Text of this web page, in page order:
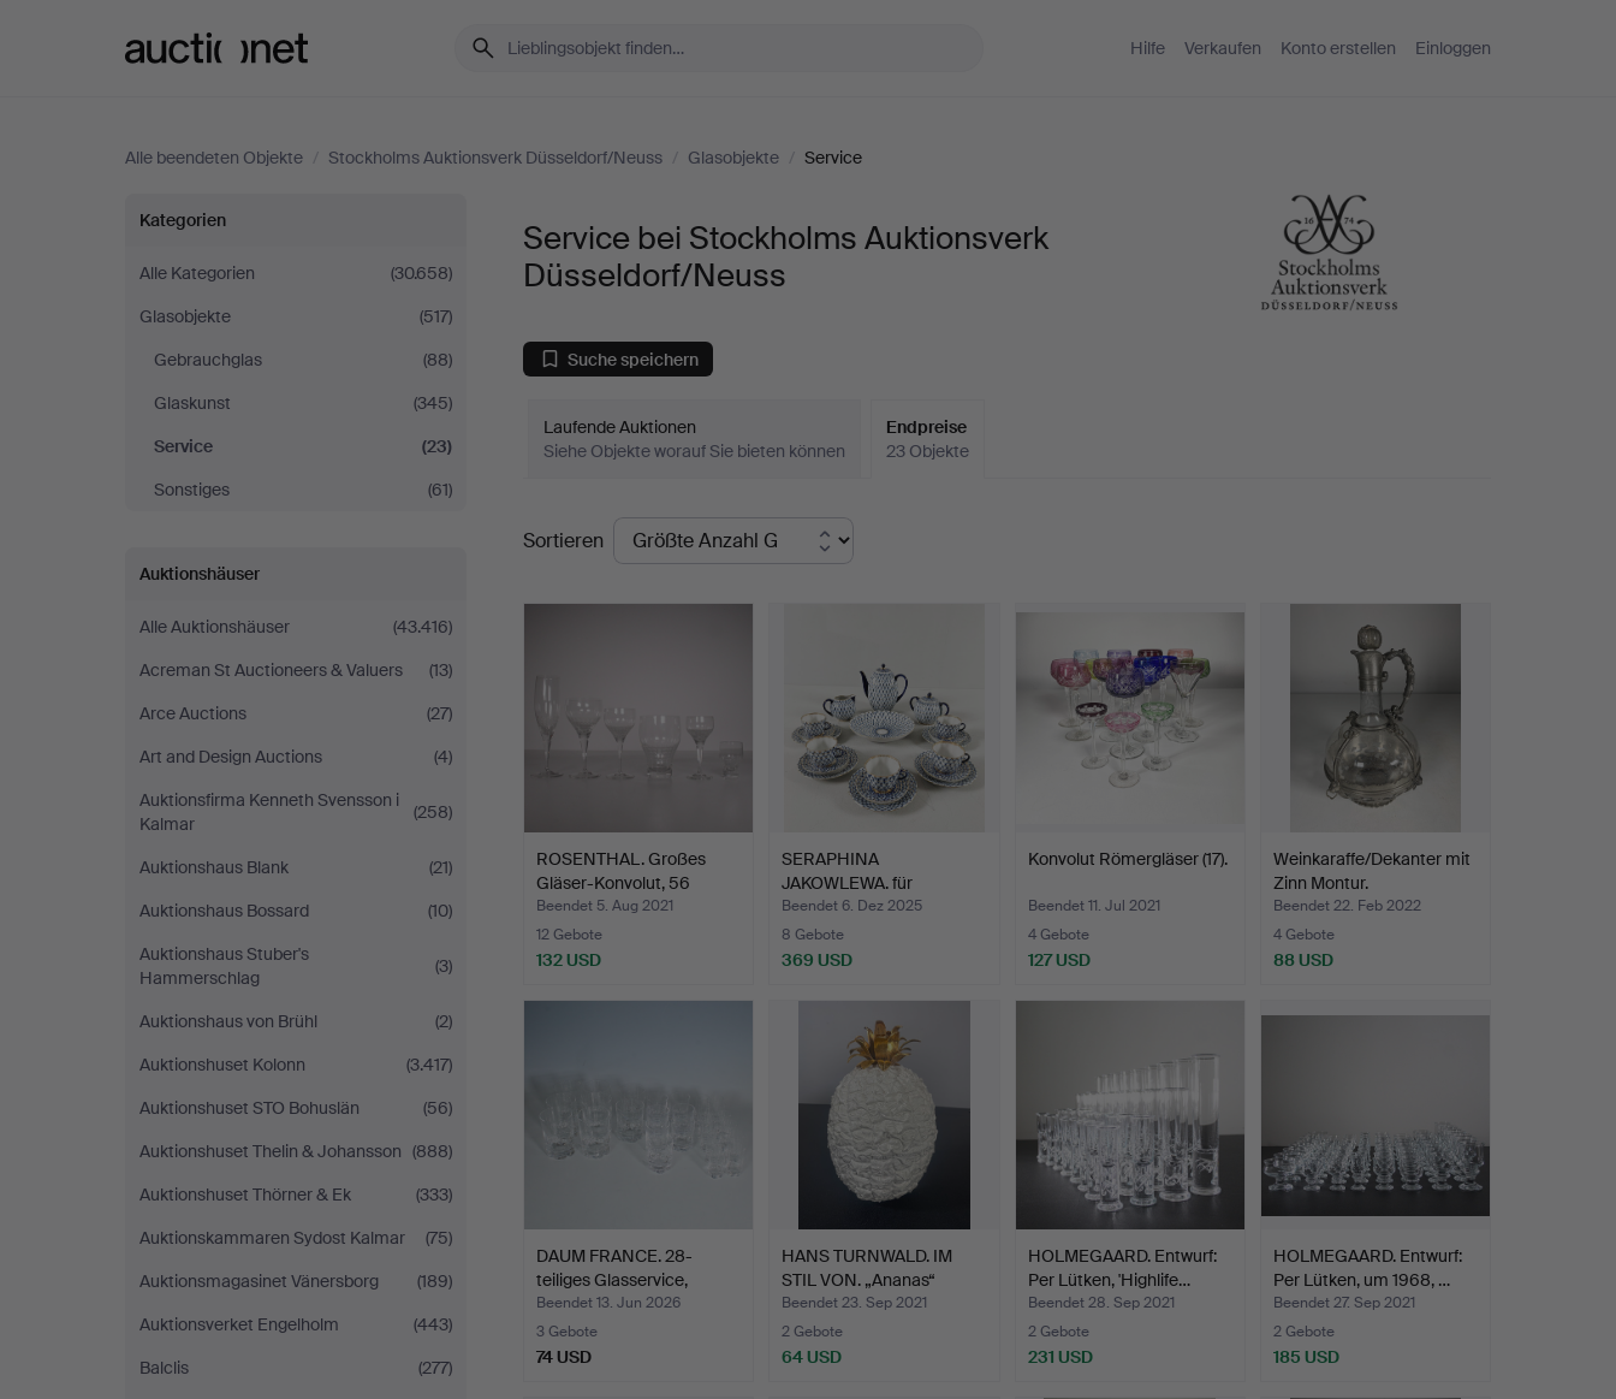
Hilfe Verkaufen Konto erstellen Einloggen
Alle beendeten Objekte / Stockholms Auktionsverk Düsseldorf/Neuss / Glasobjekte / Service
Service
bei
Stockholms
Auktionsverk
Düsseldorf/Neuss
Kategorien
Alle Kategorien
(30.658)
Glasobjekte
(517)
Gebrauchglas
(88)
Glaskunst
(345)
Service
(23)
Sonstiges
(61)
Auktionshäuser
Alle Auktionshäuser
(43.416)
Acreman St Auctioneers & Valuers
(13)
Arce Auctions
(27)
Art and Design Auctions
(4)
Auktionsfirma Kenneth Svensson i
Kalmar
(258)
Auktionshaus Blank
(21)
Auktionshaus Bossard
(10)
Auktionshaus Stuber's
Hammerschlag
(3)
Auktionshaus von Brühl
(2)
Auktionshuset Kolonn
(3.417)
Auktionshuset STO Bohuslän
(56)
Auktionshuset Thelin & Johansson (888)
Auktionshuset Thörner & Ek
(333)
Auktionskammaren Sydost Kalmar
(75)
Auktionsmagasinet Vänersborg
(189)
Auktionsverket Engelholm
(443)
Balclis
(277)
Service bei Stockholms Auktionsverk
Düsseldorf/Neuss
Suche speichern
Laufende Auktionen
Siehe Objekte worauf Sie bieten können
Endpreise
23 Objekte
Endpreise
Sortieren
ROSENTHAL. Großes
Gläser-Konvolut, 56
Stüc…
Beendet 5. Aug 2021
12 Gebote
132 USD
SERAPHINA
JAKOWLEWA. für
Lomonosov, Kaffee…
Beendet 6. Dez 2025
8 Gebote
369 USD
Konvolut Römergläser (17).
Beendet 11. Jul 2021
4 Gebote
127 USD
Weinkaraffe/Dekanter mit
Zinn Montur.
Beendet 22. Feb 2022
4 Gebote
88 USD
DAUM FRANCE. 28-
teiliges Glasservice,
Mode…
Beendet 13. Jun 2026
3 Gebote
74 USD
HANS TURNWALD. IM
STIL VON. „Ananas“
Eiskü…
Beendet 23. Sep 2021
2 Gebote
64 USD
HOLMEGAARD. Entwurf:
Per Lütken, 'Highlife…
Beendet 28. Sep 2021
2 Gebote
231 USD
HOLMEGAARD. Entwurf:
Per Lütken, um 1968, …
Beendet 27. Sep 2021
2 Gebote
185 USD